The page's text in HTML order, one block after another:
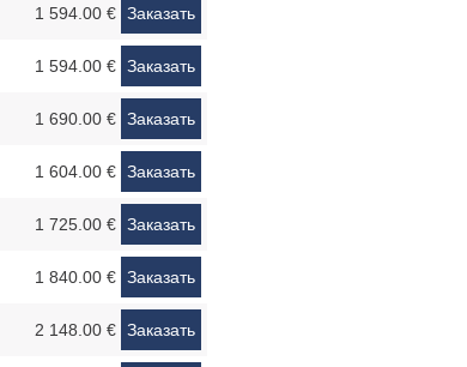
1 594.00 € Заказать
1 594.00 € Заказать
1 690.00 € Заказать
1 604.00 € Заказать
1 725.00 € Заказать
1 840.00 € Заказать
2 148.00 € Заказать